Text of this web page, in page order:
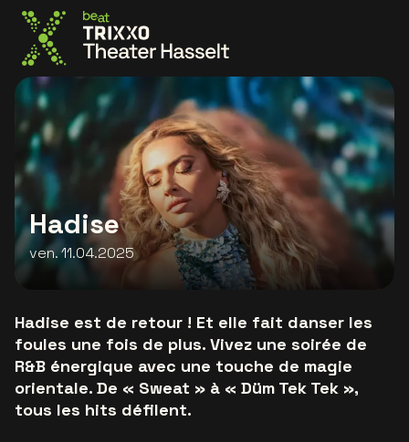
Allez à la page d'accueil
Hadise
ven. 11.04.2025
Hadise est de retour ! Et elle fait danser les
foules une fois de plus. Vivez une soirée de
R&B énergique avec une touche de magie
orientale. De « Sweat » à « Düm Tek Tek »,
tous les hits défilent.